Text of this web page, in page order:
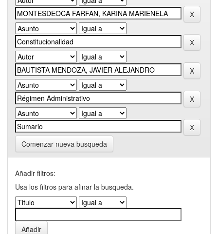
Comenzar nueva busqueda
Añadir filtros:
Usa los filtros para afinar la busqueda.